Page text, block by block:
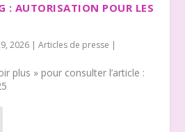
: AUTORISATION POUR LES
2026 |Articles de presse |
plus » pour consulter l’article :